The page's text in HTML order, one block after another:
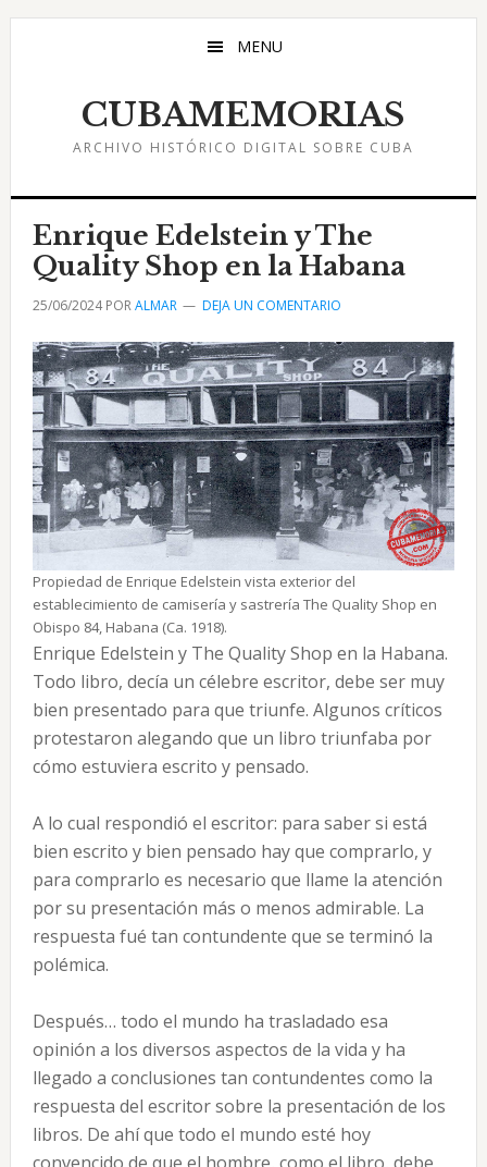
Saltar
Saltar
Saltar
MENU
CUBAMEMORIAS
ARCHIVO HISTÓRICO DIGITAL SOBRE CUBA
Enrique Edelstein y The
Quality Shop en la Habana
25/06/2024PORALMAR DEJA UN COMENTARIO
Propiedad de Enrique Edelstein vista exterior del
establecimiento de camisería y sastrería The Quality Shop en
Obispo 84, Habana (Ca. 1918).
Enrique Edelstein y The Quality Shop en la Habana.
Todo libro, decía un célebre escritor, debe ser muy
bien presentado para que triunfe. Algunos críticos
protestaron alegando que un libro triunfaba por
cómo estuviera escrito y pensado.
A lo cual respondió el escritor: para saber si está
bien escrito y bien pensado hay que comprarlo, y
para comprarlo es necesario que llame la atención
por su presentación más o menos admirable. La
respuesta fué tan contundente que se terminó la
polémica.
Después… todo el mundo ha trasladado esa
opinión a los diversos aspectos de la vida y ha
llegado a conclusiones tan contundentes como la
respuesta del escritor sobre la presentación de los
libros. De ahí que todo el mundo esté hoy